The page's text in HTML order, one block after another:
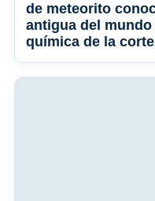
de meteorito
antigua del
química de la